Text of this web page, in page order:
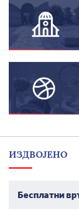
ИЗДВОЈЕНО
Бесплатни